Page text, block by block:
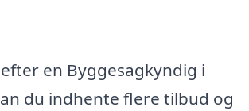
en Byggesagkyndig i
du indhente flere tilbud og